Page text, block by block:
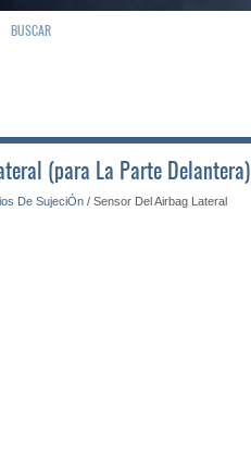
BUSCAR
(para La Parte Delantera)
De SujeciÓn / Sensor Del Airbag Lateral